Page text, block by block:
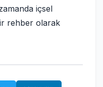
içsel
rehber olarak